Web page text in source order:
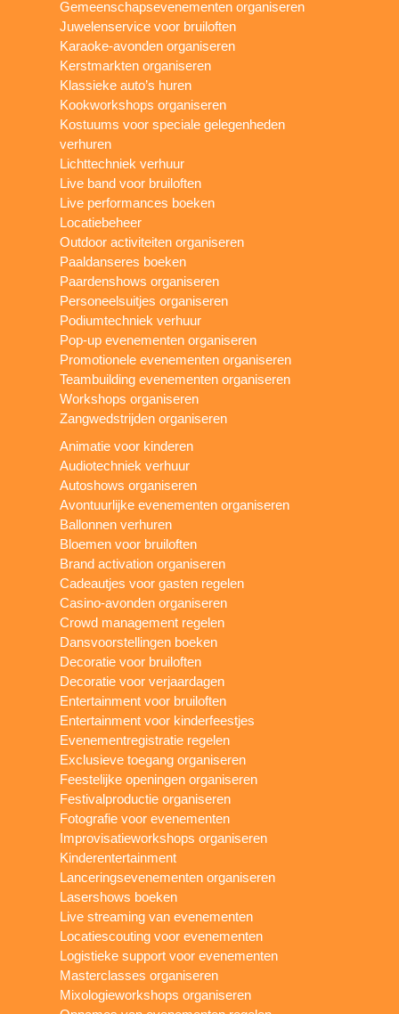
Gemeenschapsevenementen organiseren
Juwelenservice voor bruiloften
Karaoke-avonden organiseren
Kerstmarkten organiseren
Klassieke auto’s huren
Kookworkshops organiseren
Kostuums voor speciale gelegenheden
verhuren
Lichttechniek verhuur
Live band voor bruiloften
Live performances boeken
Locatiebeheer
Outdoor activiteiten organiseren
Paaldanseres boeken
Paardenshows organiseren
Personeelsuitjes organiseren
Podiumtechniek verhuur
Pop-up evenementen organiseren
Promotionele evenementen organiseren
Teambuilding evenementen organiseren
Workshops organiseren
Zangwedstrijden organiseren
Animatie voor kinderen
Audiotechniek verhuur
Autoshows organiseren
Avontuurlijke evenementen organiseren
Ballonnen verhuren
Bloemen voor bruiloften
Brand activation organiseren
Cadeautjes voor gasten regelen
Casino-avonden organiseren
Crowd management regelen
Dansvoorstellingen boeken
Decoratie voor bruiloften
Decoratie voor verjaardagen
Entertainment voor bruiloften
Entertainment voor kinderfeestjes
Evenementregistratie regelen
Exclusieve toegang organiseren
Feestelijke openingen organiseren
Festivalproductie organiseren
Fotografie voor evenementen
Improvisatieworkshops organiseren
Kinderentertainment
Lanceringsevenementen organiseren
Lasershows boeken
Live streaming van evenementen
Locatiescouting voor evenementen
Logistieke support voor evenementen
Masterclasses organiseren
Mixologieworkshops organiseren